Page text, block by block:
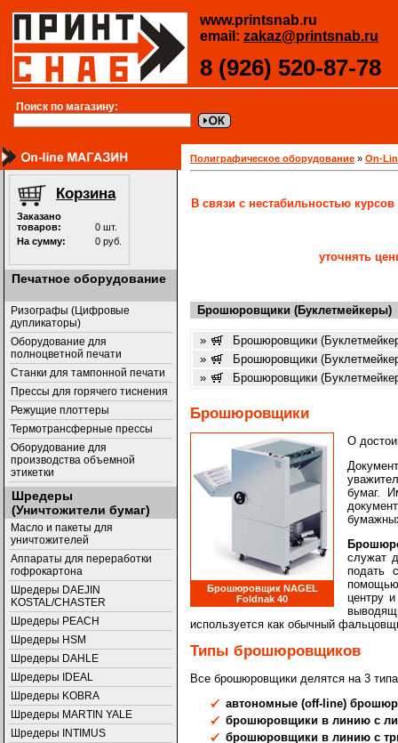
www.printsnab.ru
email: zakaz@printsnab.ru
8 (926) 520-87-78
Поиск по магазину:
Печатное оборудование
Ризографы (Цифровые
дупликаторы)
Оборудование для
полноцветной печати
Станки для тампонной печати
Прессы для горячего тиснения
Режущие плоттеры
Термотрансферные прессы
Оборудование для
производства объемной
этикетки
Шредеры
(Уничтожители бумаг)
Масло и пакеты для
уничтожителей
Аппараты для переработки
гофрокартона
Шредеры DAEJIN
KOSTAL/CHASTER
Шредеры PEACH
Шредеры HSM
Шредеры DAHLE
Шредеры IDEAL
Шредеры KOBRA
Шредеры MARTIN YALE
Шредеры INTIMUS
Полиграфическое оборудование » On-
В связи с нестабильностью
уточнять
Брошюровщики (Буклетмейкеры)
»
Брошюровщики
»
Брошюровщики
»
Брошюровщики
Брошюровщики
Брошюровщик NAGEL
Foldnak 40
О
бумаг.
служат
подать
помощью
центру
используется как обычный
Типы брошюровщиков
Все брошюровщики делятся на 3
автономные (off-line)
брошюровщики в линию с
брошюровщики в линию с